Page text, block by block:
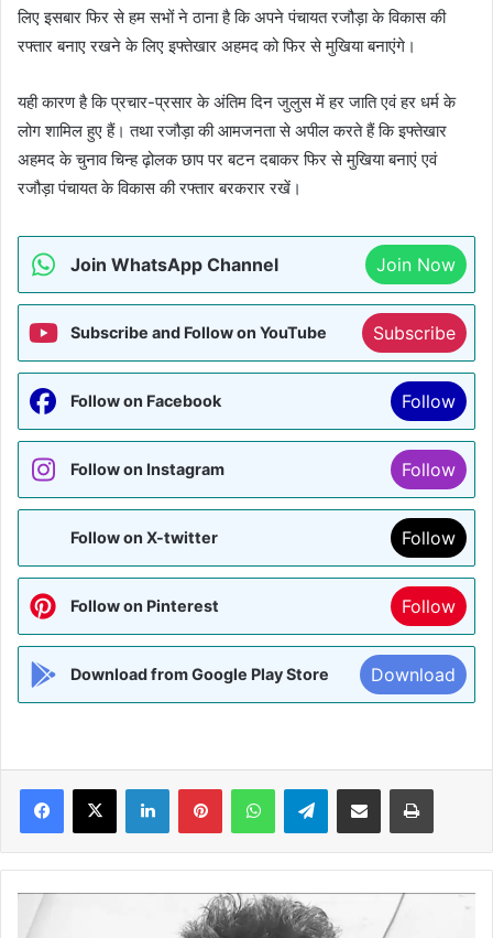
लिए इसबार फिर से हम सभों ने ठाना है कि अपने पंचायत रजौड़ा के विकास की
रफ्तार बनाए रखने के लिए इफ्तेखार अहमद को फिर से मुखिया बनाएंगे।
यही कारण है कि प्रचार-प्रसार के अंतिम दिन जुलुस में हर जाति एवं हर धर्म के
लोग शामिल हुए हैं। तथा रजौड़ा की आमजनता से अपील करते हैं कि इफ्तेखार
अहमद के चुनाव चिन्ह ढ़ोलक छाप पर बटन दबाकर फिर से मुखिया बनाएं एवं
रजौड़ा पंचायत के विकास की रफ्तार बरकरार रखें।
Join WhatsApp Channel Join Now
Subscribe and Follow on YouTube Subscribe
Follow on Facebook Follow
Follow on Instagram Follow
Follow on X-twitter Follow
Follow on Pinterest Follow
Download from Google Play Store Download
Facebook
X LinkedInPinterestWhatsAppTelegramShare via Email Print
MADHUBANI:-
बेनीपट्टी